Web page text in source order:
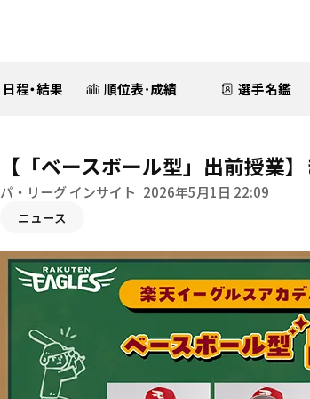
日程・結果 順位表･成績 選手名鑑
【「ベースボール型」出前授業
パ・リーグ インサイト 2026年5月1日 22:09
ニュース